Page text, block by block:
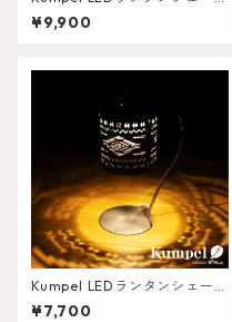
スタンドセット Colors：ネイ
ティブ
¥9,900
Kumpel LEDランタンシェード
ネイティブ柄 スタンドset
¥7,700